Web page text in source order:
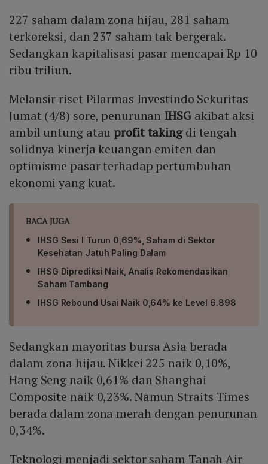
227 saham dalam zona hijau, 281 saham
terkoreksi, dan 237 saham tak bergerak.
Sedangkan kapitalisasi pasar mencapai Rp 10
ribu triliun.
Melansir riset Pilarmas Investindo Sekuritas
Jumat (4/8) sore, penurunan IHSGakibat aksi
ambil untung atauprofit takingdi tengah
solidnya kinerja keuangan emiten dan
optimisme pasar terhadap pertumbuhan
ekonomi yang kuat.
BACA JUGA
IHSG Sesi I Turun 0,69%, Saham di Sektor
Kesehatan Jatuh Paling Dalam
IHSG Diprediksi Naik, Analis Rekomendasikan
Saham Tambang
IHSG Rebound Usai Naik 0,64% ke Level 6.898
Sedangkan mayoritas bursa Asia berada
dalam zona hijau. Nikkei 225 naik 0,10%,
Hang Seng naik 0,61% dan Shanghai
Composite naik 0,23%. Namun Straits Times
berada dalam zona merah dengan penurunan
0,34%.
Teknologi menjadi sektor saham Tanah Air